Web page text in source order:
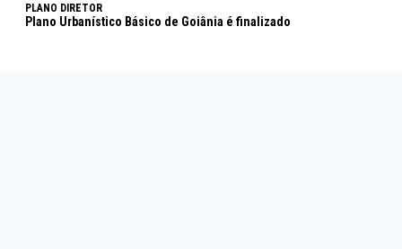
PLANO DIRETOR
Plano Urbanístico Básico de Goiânia é finalizado